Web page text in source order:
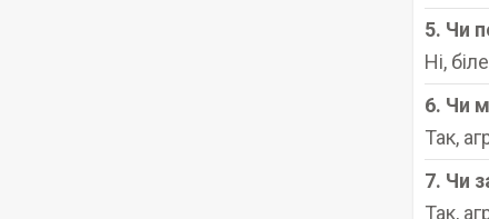
5. Чи
Ні,
6. Чи
Так,
7. Чи
Так,